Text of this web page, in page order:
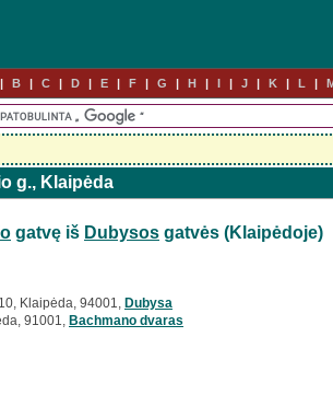
B C D E F G H I J K L
g., Klaipėda
gatvę iš Dubysos gatvės (Klaipėdoje)
Klaipėda, 94001, Dubysa
91001, Bachmano dvaras